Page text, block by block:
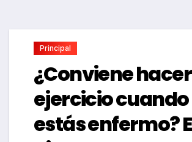
Principal
¿Conviene hacer
ejercicio cuando
estás enfermo?